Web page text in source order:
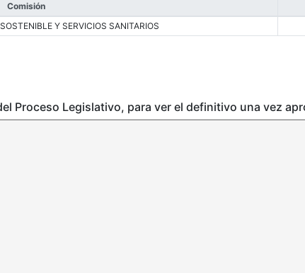
Comisión
Y SERVICIOS SANITARIOS
Proceso Legislativo, para ver el definitivo una vez